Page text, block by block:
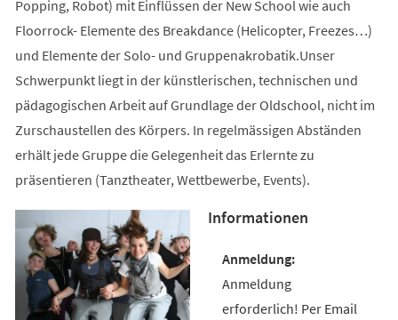
Popping, Robot) mit Einflüssen der New School wie auch
Floorrock- Elemente des Breakdance (Helicopter, Freezes…)
und Elemente der Solo- und Gruppenakrobatik.Unser
Schwerpunkt liegt in der künstlerischen, technischen und
pädagogischen Arbeit auf Grundlage der Oldschool, nicht im
Zurschaustellen des Körpers. In regelmässigen Abständen
erhält jede Gruppe die Gelegenheit das Erlernte zu
präsentieren (Tanztheater, Wettbewerbe, Events).
Informationen
Anmeldung
erforderlich! Per Email